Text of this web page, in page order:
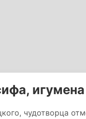
чудотворца